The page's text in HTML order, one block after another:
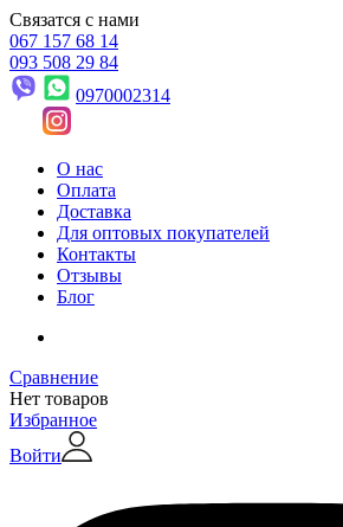
Связатся с нами
067 157 68 14
093 508 29 84
0970002314
О нас
Оплата
Доставка
Для оптовых покупателей
Контакты
Отзывы
Блог
Сравнение
Нет товаров
Избранное
Войти